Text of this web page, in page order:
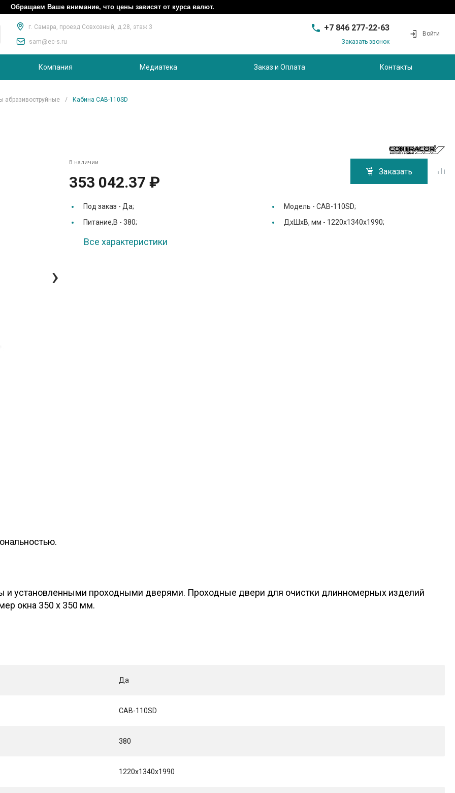
Обращаем Ваше внимание, что цены зависят от курса валют.
г. Самара, проезд Совхозный, д.28, этаж 3
sam@ec-s.ru
+7 846 277-22-63
+7 846 277-22-63
Совхозный, д.28, этаж 3
Заказать звонок
Войти
Компания Медиатека Заказ и Оплата Контакты
абразивоструйные / Кабина CAB-110SD
›
В наличии
353 042.37 ₽
Заказать
Под заказ - Да; Модель -CAB-110SD;
Питание,В -380; ДхШхВ, мм - 1220х1340х1990;
Все характеристики
и установленными проходными дверями. Проходные двери для очистки длинномерных изделий
окна 350 х 350 мм.
Да
CAB-110SD
380
1220х1340х1990